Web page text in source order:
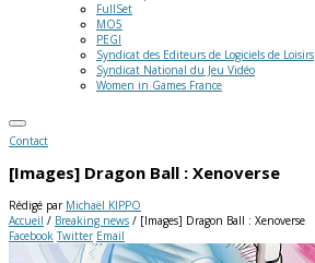
FullSet
MO5
PEGI
Syndicat des Editeurs de Logiciels de Loisirs
Syndicat National du Jeu Vidéo
Women in Games France
Contact
[Images] Dragon Ball : Xenoverse
Rédigé par Michaël KIPPO
Accueil / Breaking news / [Images] Dragon Ball : Xenoverse
Facebook Twitter Email